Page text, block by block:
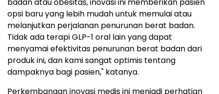
badan atau obesitas, inovasi ini memberikan pasien
opsi baru yang lebih mudah untuk memulai atau
melanjutkan perjalanan penurunan berat badan.
Tidak ada terapi GLP-1 oral lain yang dapat
menyamai efektivitas penurunan berat badan dari
produk ini, dan kami sangat optimis tentang
dampaknya bagi pasien," katanya.
Perkembangan inovasi medis ini menjadi perhatian